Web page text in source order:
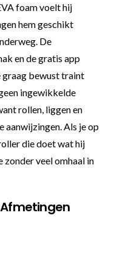
foam voelt hij
hem geschikt
De
en de gratis app
graag bewust traint
ingewikkelde
rollen, liggen en
aanwijzingen. Als je op
die doet wat hij
zonder veel omhaal in